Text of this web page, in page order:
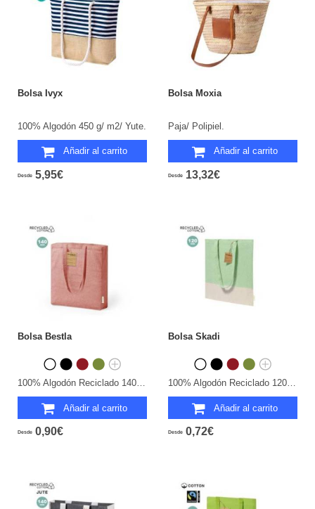
Bolsa Ivyx
100% Algodón 450 g/ m2/ Yute.
Añadir al carrito
Desde 5,95€
Bolsa Moxia
Paja/ Polipiel.
Añadir al carrito
Desde 13,32€
Bolsa Bestla
100% Algodón Reciclado 140 g/ m2.
Añadir al carrito
Desde 0,90€
Bolsa Skadi
100% Algodón Reciclado 120 g/ m2.
Añadir al carrito
Desde 0,72€